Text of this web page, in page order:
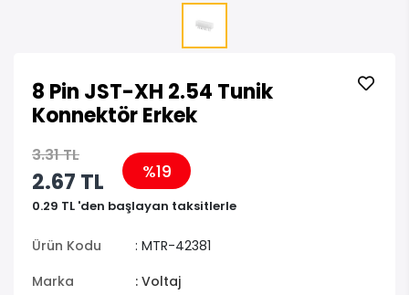
8 Pin JST-XH 2.54 Tunik
Konnektör Erkek
3.31 TL
2.67 TL %19
0.29 TL 'den başlayan taksitlerle
Ürün Kodu
: MTR-42381
Marka
: Voltaj